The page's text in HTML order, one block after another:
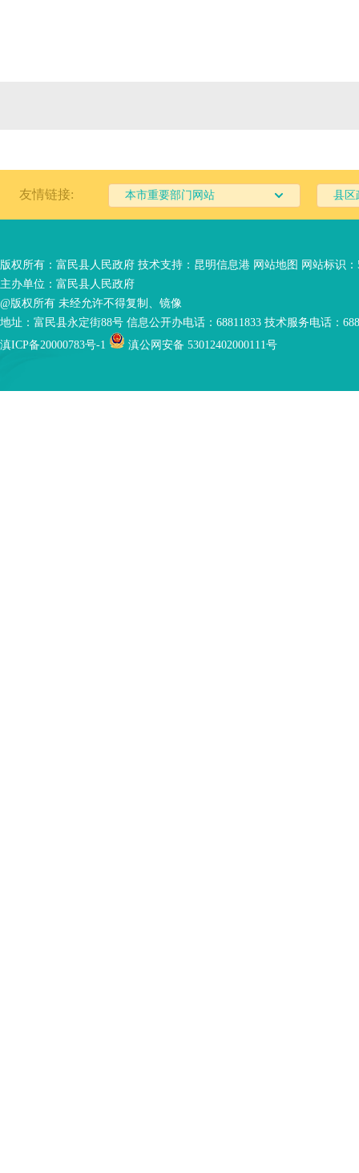
友情链接: 本市重要部门网站 县区
版权所有：富民县人民政府 技术支持： 昆明信息港 网站地图 网站标识：
主办单位：富民县人民政府
@版权所有 未经允许不得复制、镜像
地址：富民县永定街88号 信息公开办电话：68811833 技术服务电话：
滇ICP备20000783号-1
滇公网安备 53012402000111号